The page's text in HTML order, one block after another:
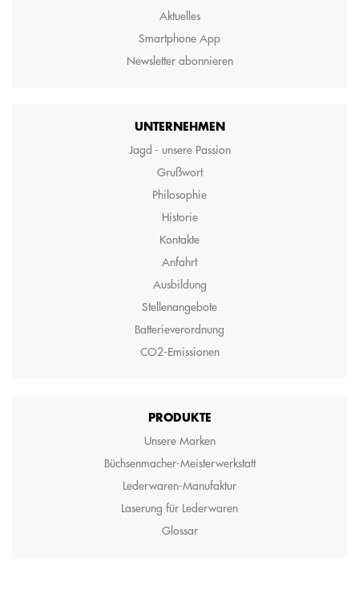
Aktuelles
Smartphone App
Newsletter abonnieren
UNTERNEHMEN
Jagd - unsere Passion
Grußwort
Philosophie
Historie
Kontakte
Anfahrt
Ausbildung
Stellenangebote
Batterieverordnung
CO2-Emissionen
PRODUKTE
Unsere Marken
Büchsenmacher-Meisterwerkstatt
Lederwaren-Manufaktur
Laserung für Lederwaren
Glossar